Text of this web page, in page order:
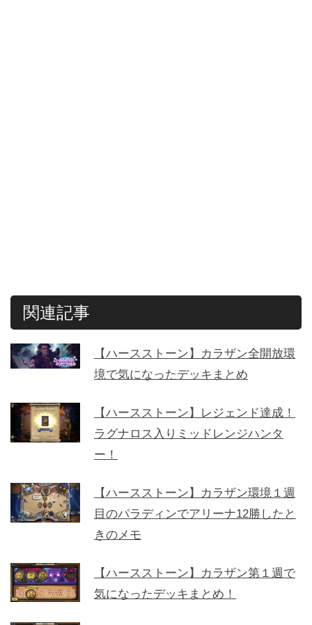
関連記事
【ハースストーン】カラザン全開放環
境で気になったデッキまとめ
【ハースストーン】レジェンド達成！
ラグナロス入りミッドレンジハンタ
ー！
【ハースストーン】カラザン環境１週
目のパラディンでアリーナ12勝したと
きのメモ
【ハースストーン】カラザン第１週で
気になったデッキまとめ！